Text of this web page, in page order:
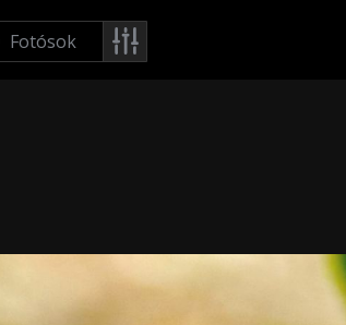
Fotósok